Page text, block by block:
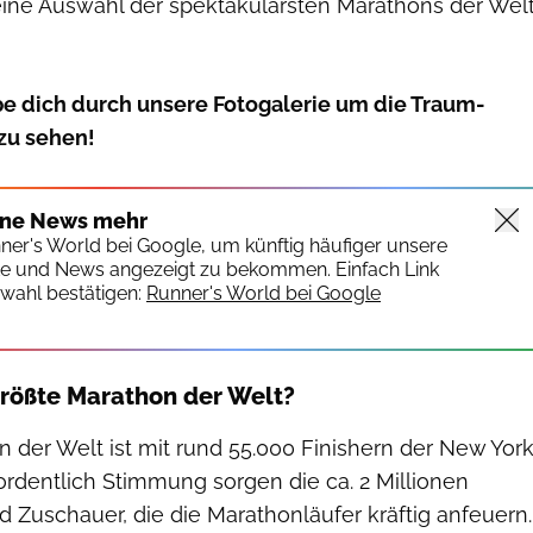
dich durch unsere Fotogalerie um die Traum-
sehen!
News mehr
World bei Google, um künftig häufiger unsere
und News angezeigt zu bekommen. Einfach Link
bestätigen: Runner's World bei Google
Marathon der Welt?
der Welt ist mit rund 55.000 Finishern der New York
Stimmung sorgen die ca. 2 Millionen
Zuschauer, die die Marathonläufer kräftig anfeuern.